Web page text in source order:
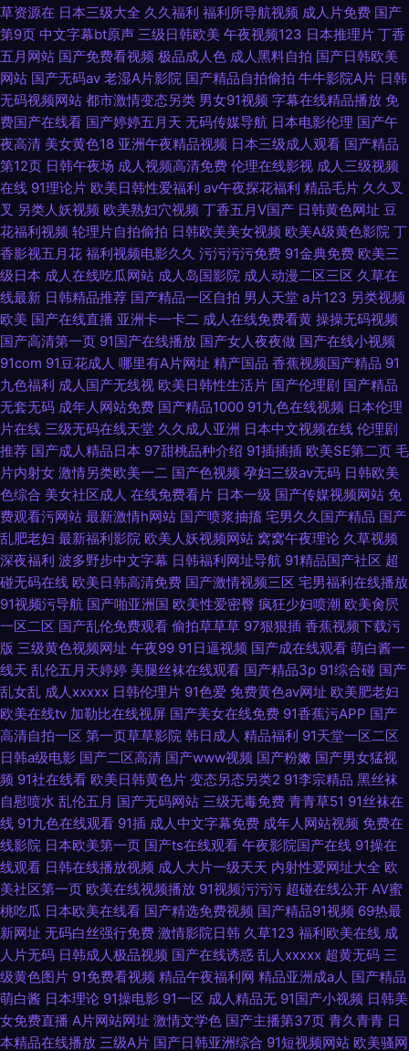
草资源在 日本三级大全 久久福利 福利所导航视频 成人片免费 国产
第9页 中文字幕bt原声 三级日韩欧美 午夜视频123 日本推理片 丁香
五月网站 国产免费看视频 极品成人色 成人黑料自拍 国产日韩欧美
网站 国产无码av 老湿A片影院 国产精品自拍偷拍 牛牛影院A片 日韩
无码视频网站 都市激情变态另类 男女91视频 字幕在线精品播放 免
费国产在线看 国产婷婷五月天 无码传媒导航 日本电影伦理 国产午
夜高清 美女黄色18 亚洲午夜精品视频 日本三级成人观看 国产精品
第12页 日韩午夜场 成人视频高清免费 伦理在线影视 成人三级视频
在线 91理论片 欧美日韩性爱福利 av午夜探花福利 精品毛片 久久叉
叉 另类人妖视频 欧美熟妇穴视频 丁香五月V国产 日韩黄色网址 豆
花福利视频 轮理片自拍偷拍 日韩欧美美女视频 欧美A级黄色影院 丁
香影视五月花 福利视频电影久久 污污污污免费 91金典免费 欧美三
级日本 成人在线吃瓜网站 成人岛国影院 成人动漫二区三区 久草在
线最新 日韩精品推荐 国产精品一区自拍 男人天堂 a片123 另类视频
欧美 国产在线直播 亚洲卡一卡二 成人在线免费看黄 操操无码视频
国产高清第一页 91国产在线播放 国产女人夜夜做 国产在线小视频
91com 91豆花成人 哪里有A片网址 精产国品 香蕉视频国产精品 91
九色福利 成人国产无线视 欧美日韩性生活片 国产伦理剧 国产精品
无套无码 成年人网站免费 国产精品1000 91九色在线视频 日本伦理
片在线 三级无码在线天堂 久久成人亚洲 日本中文视频在线 伦理剧
推荐 国产成人精品日本 97甜桃品种介绍 91插插插 欧美SE第二页 毛
片内射女 激情另类欧美一二 国产色视频 孕妇三级av无码 日韩欧美
色综合 美女社区成人 在线免费看片 日本一级 国产传媒视频网站 免
费观看污网站 最新激情h网站 国产喷浆抽搐 宅男久久国产精品 国产
乱肥老妇 最新福利影院 欧美人妖视频网站 窝窝午夜理论 久草视频
深夜福利 波多野步中文字幕 日韩福利网址导航 91精品国产社区 超
碰无码在线 欧美日韩高清免费 国产激情视频三区 宅男福利在线播放
91视频污导航 国产啪亚洲国 欧美性爱密臀 疯狂少妇喷潮 欧美肏屄
一区二区 国产乱伦免费观看 偷拍草草草 97狠狠插 香蕉视频下载污
版 三级黄色视频网址 午夜99 91日逼视频 国产成在线观看 萌白酱一
线天 乱伦五月天婷婷 美腿丝袜在线观看 国产精品3p 91综合碰 国产
乱女乱 成人xxxxx 日韩伦理片 91色爱 免费黄色av网址 欧美肥老妇
欧美在线tv 加勒比在线视屏 国产美女在线免费 91香蕉污APP 国产
高清自拍一区 第一页草草影院 韩日成人 精品福利 91天堂一区二区
日韩a级电影 国产二区高清 国产www视频 国产粉嫩 国产男女猛视
频 91社在线看 欧美日韩黄色片 变态另态另类2 91李宗精品 黑丝袜
自慰喷水 乱伦五月 国产无码网站 三级无毒免费 青青草51 91丝袜在
线 91九色在线观看 91插 成人中文字幕免费 成年人网站视频 免费在
线影院 日本欧美第一页 国产ts在线观看 午夜影院国产在线 91操在
线观看 日韩在线播放视频 成人大片一级天天 内射性爱网址大全 欧
美社区第一页 欧美在线视频播放 91视频污污污 超碰在线公开 AV蜜
桃吃瓜 日本欧美在线看 国产精选免费视频 国产精品91视频 69热最
新网址 无码白丝强行免费 激情影院日韩 久草123 福利欧美在线 成
人片无码 日韩成人极品视频 国产在线诱惑 乱人xxxxx 超黄无码 三
级黄色图片 91免费看视频 精品午夜福利网 精品亚洲成a人 国产精品
萌白酱 日本理论 91操电影 91一区 成人精品无 91国产小视频 日韩美
女免费直播 A片网站网址 激情文学色 国产主播第37页 青久青青 日
本精品在线播放 三级A片 国产日韩亚洲综合 91短视频网站 欧美骚网